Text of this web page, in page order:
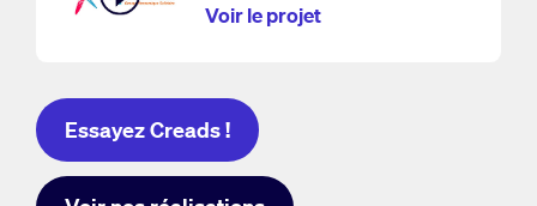
Voir le projet
Essayez Creads !